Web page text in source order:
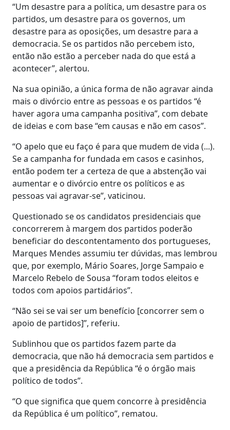
“Um desastre para a política, um desastre para os
partidos, um desastre para os governos, um
desastre para as oposições, um desastre para a
democracia. Se os partidos não percebem isto,
então não estão a perceber nada do que está a
acontecer”, alertou.
Na sua opinião, a única forma de não agravar ainda
mais o divórcio entre as pessoas e os partidos “é
haver agora uma campanha positiva”, com debate
de ideias e com base “em causas e não em casos”.
“O apelo que eu faço é para que mudem de vida (...).
Se a campanha for fundada em casos e casinhos,
então podem ter a certeza de que a abstenção vai
aumentar e o divórcio entre os políticos e as
pessoas vai agravar-se”, vaticinou.
Questionado se os candidatos presidenciais que
concorrerem à margem dos partidos poderão
beneficiar do descontentamento dos portugueses,
Marques Mendes assumiu ter dúvidas, mas lembrou
que, por exemplo, Mário Soares, Jorge Sampaio e
Marcelo Rebelo de Sousa “foram todos eleitos e
todos com apoios partidários”.
“Não sei se vai ser um benefício [concorrer sem o
apoio de partidos]”, referiu.
Sublinhou que os partidos fazem parte da
democracia, que não há democracia sem partidos e
que a presidência da República “é o órgão mais
político de todos”.
“O que significa que quem concorre à presidência
da República é um político”, rematou.